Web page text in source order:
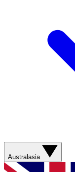
Australasia